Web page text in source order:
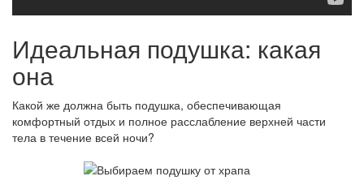
Идеальная подушка: какая
она
Какой же должна быть подушка, обеспечивающая
комфортный отдых и полное расслабление верхней части
тела в течение всей ночи?